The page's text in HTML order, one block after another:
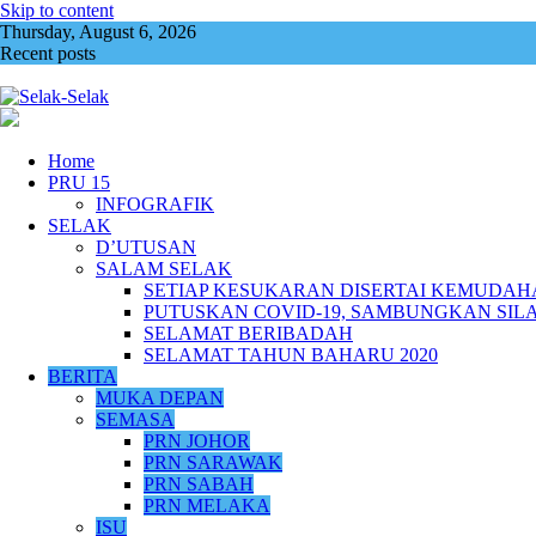
Skip to content
Thursday, August 6, 2026
Recent posts
Usah pertikai hak rakyat buat pilihan
Home
PRU 15
INFOGRAFIK
SELAK
D’UTUSAN
SALAM SELAK
SETIAP KESUKARAN DISERTAI
PUTUSKAN COVID-19, SAMBUNGKAN
SELAMAT BERIBADAH
SELAMAT TAHUN BAHARU 2020
BERITA
MUKA DEPAN
SEMASA
PRN JOHOR
PRN SARAWAK
PRN SABAH
PRN MELAKA
ISU